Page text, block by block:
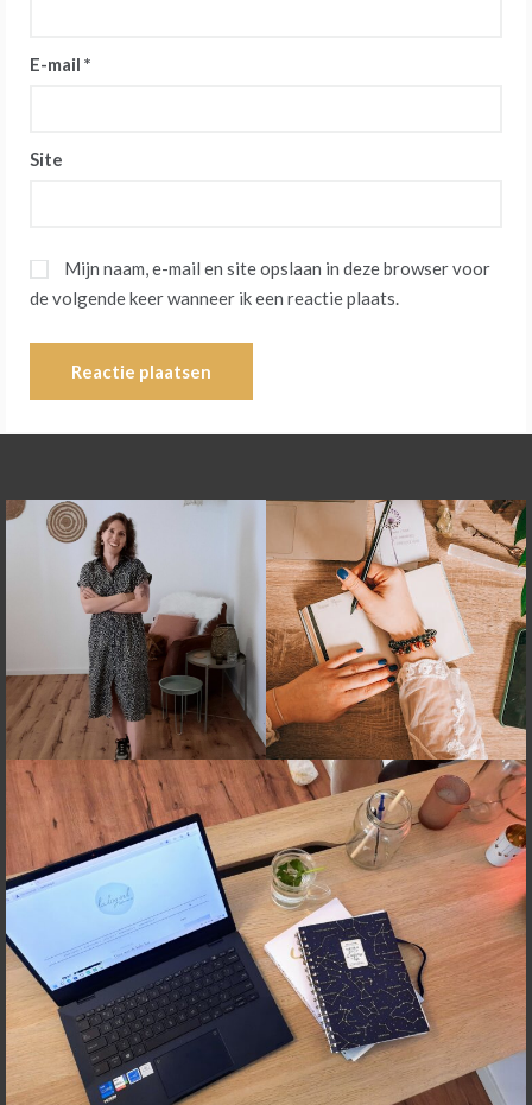
E-mail *
Site
Mijn naam, e-mail en site opslaan in deze browser voor
de volgende keer wanneer ik een reactie plaats.